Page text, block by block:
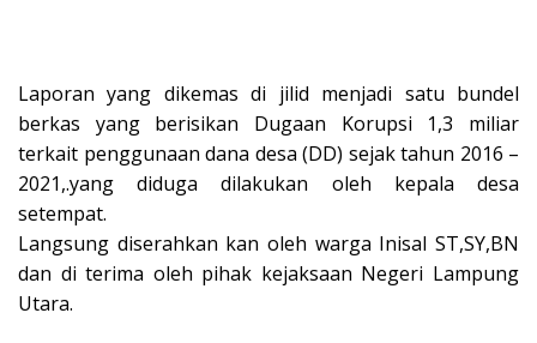
Laporan yang dikemas di jilid menjadi satu bundel
berkas yang berisikan Dugaan Korupsi 1,3 miliar
terkait penggunaan dana desa (DD) sejak tahun 2016 –
2021,.yang diduga dilakukan oleh kepala desa
setempat.
Langsung diserahkan kan oleh warga Inisal ST,SY,BN
dan di terima oleh pihak kejaksaan Negeri Lampung
Utara.